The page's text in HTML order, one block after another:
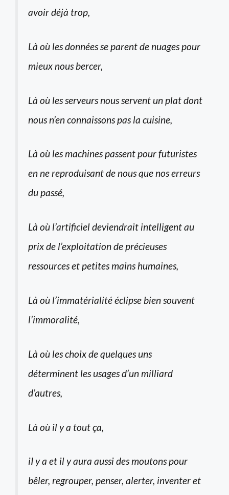
avoir déjà trop,
Là où les données se parent de nuages pour
mieux nous bercer,
Là où les serveurs nous servent un plat dont
nous n’en connaissons pas la cuisine,
Là où les machines passent pour futuristes
en ne reproduisant de nous que nos erreurs
du passé,
Là où l’artificiel deviendrait intelligent au
prix de l’exploitation de précieuses
ressources et petites mains humaines,
Là où l’immatérialité éclipse bien souvent
l’immoralité,
Là où les choix de quelques uns
déterminent les usages d’un milliard
d’autres,
Là où il y a tout ça,
iI y a et il y aura aussi des moutons pour
bêler, regrouper, penser, alerter, inventer et